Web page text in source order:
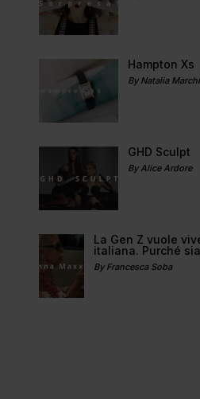
Hampton Xs
By Natalia Marchi
GHD Sculpt
By Alice Ardore
La Gen Z vuole
italiana. Purché
By Francesca Soba